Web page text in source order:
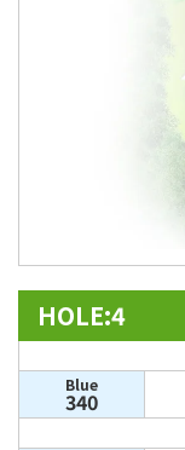
HOLE:4
Blue
340